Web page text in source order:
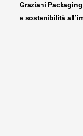
Graziani
e sostenibilità